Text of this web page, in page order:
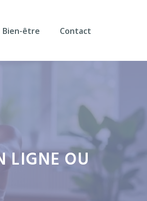
Bien-être Contact
LIGNE OU